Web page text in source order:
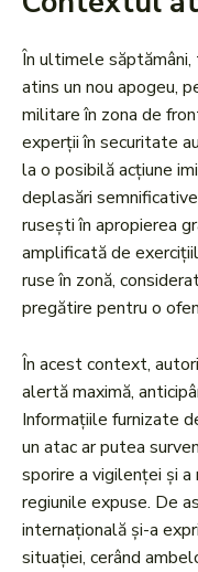
În ultimele săptămâni,
atins un nou apogeu,
militare în zona de
experții în securitate
la o posibilă acțiune
deplasări
rusești în apropierea
amplificată de
ruse în zonă,
pregătire pentru o
În acest context,
alertă maximă,
Informațiile furnizate
un atac ar putea
sporire a vigilenței și
regiunile expuse. De
internațională și-a
situației, cerând